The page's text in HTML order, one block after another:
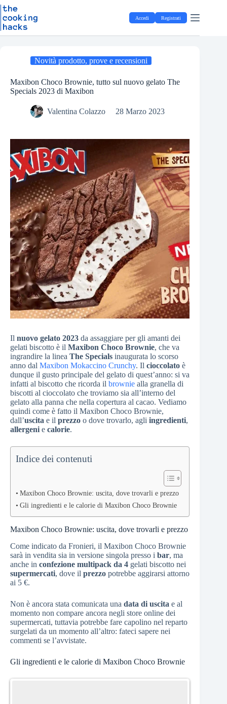
S
t
Salta
al
contenuto
Accedi Registrati
Novità prodotto, prove e recensioni
Maxibon Choco Brownie, tutto sul nuovo gelato The
Specials 2023 di Maxibon
Valentina Colazzo 28 Marzo 2023
Il nuovo gelato 2023 da assaggiare per gli amanti dei
gelati biscotto è il Maxibon Choco Brownie, che va
ingrandire la linea The Specials inaugurata lo scorso
anno dal Maxibon Mokaccino Crunchy. Il cioccolato è
dunque il gusto principale del gelato di quest’anno: si va
infatti al biscotto che ricorda il brownie alla granella di
biscotti al cioccolato che troviamo sia all’interno del
gelato alla panna che nella copertura al cacao. Vediamo
quindi come è fatto il Maxibon Choco Brownie,
dall’uscita e il prezzo o dove trovarlo, agli ingredienti,
allergeni e calorie.
Indice dei contenuti
Maxibon Choco Brownie: uscita, dove trovarli e prezzo
Gli ingredienti e le calorie di Maxibon Choco Brownie
Maxibon Choco Brownie: uscita, dove trovarli e prezzo
Come indicato da Fronieri, il Maxibon Choco Brownie
sarà in vendita sia in versione singola presso i bar, ma
anche in confezione multipack da 4 gelati biscotto nei
supermercati, dove il prezzo potrebbe aggirarsi attorno
ai 5 €.
Non è ancora stata comunicata una data di uscita e al
momento non compare ancora negli store online dei
supermercati, tuttavia potrebbe fare capolino nel reparto
surgelati da un momento all’altro: fateci sapere nei
commenti se l’avvistate.
Gli ingredienti e le calorie di Maxibon Choco Brownie